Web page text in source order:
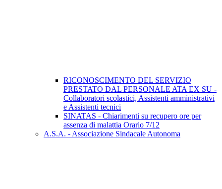
RICONOSCIMENTO DEL SERVIZIO
PRESTATO DAL PERSONALE ATA EX SU -
Collaboratori scolastici, Assistenti amministrativi
e Assistenti tecnici
SINATAS - Chiarimenti su recupero ore per
assenza di malattia Orario 7/12
A.S.A. - Associazione Sindacale Autonoma